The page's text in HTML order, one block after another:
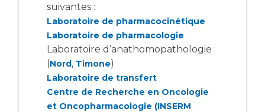
Les Comités Locaux des Usagers
Le projet des usagers
Qualité
Nos indicateurs qualité et de sécurité des soins
Rôles et missions
Liste des marchés conclus
Documents utiles
suivantes :
Laboratoire de pharmacocinétique
Laboratoire de pharmacologie
Laboratoire d’anathomopathologie
(Nord, Timone)
Laboratoire de transfert
Centre de Recherche en Oncologie
et Oncopharmacologie (INSERM